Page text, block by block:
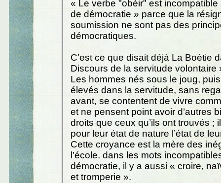
« Le verbe "obéir" est
de démocratie » parce que la
soumission ne sont pas des
démocratiques.
C’est ce que disait déjà La Boétie
Discours de la servitude volontaire
Les hommes nés sous le joug,
élevés dans la servitude, sans
avant, se contentent de vivre
et ne pensent point avoir d’autres
droits que ceux qu’ils ont trouvés ;
pour leur état de nature l’état de
Cette croyance est la mère des
l’école. dans les mots
démocratie, il y a aussi « croire,
et tromperie ».